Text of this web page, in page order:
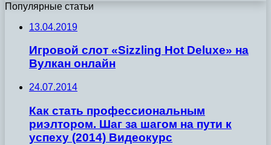
Популярные статьи
13.04.2019
Игровой слот «Sizzling Hot Deluxe» на
Вулкан онлайн
24.07.2014
Как стать профессиональным
риэлтором. Шаг за шагом на пути к
успеху (2014) Видеокурс